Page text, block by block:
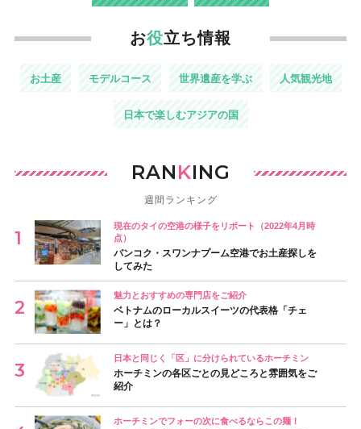
お役立ち情報
お土産 モデルコース 世界遺産を学ぶ 人気観光地
日本で楽しむアジアの国
RANKING
週間ランキング
現在のタイの空港の様子をリポート（2022年4月時
点）
バンコク・スワンナプーム空港でお土産探しを
してみた
魅力とおすすめの専門店をご紹介
ベトナムのローカルスイーツの代表格「チェ
ー」とは？
日本と同じく「区」に分けられているホーチミン
ホーチミンの各区ごとの見どころと雰囲気をご
紹介
ホーチミンでフォーの次に食べるならこの麺！